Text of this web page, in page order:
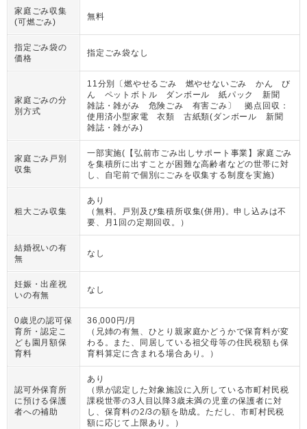
家庭ごみ収集
(可燃ごみ)
無料
指定ごみ袋の
価格
指定ごみ袋なし
家庭ごみの分
別方式
11分別〔燃やせるごみ 燃やせないごみ かん び
ん ペットボトル ダンボール 紙パック 新聞
雑誌・雑がみ 危険ごみ 有害ごみ〕 拠点回収：
使用済小型家電 衣類 古紙類(ダンボール 新聞
雑誌・雑がみ)
家庭ごみ戸別
収集
一部実施(【弘前市ごみ出しサポート事業】家庭ごみ
を集積所に出すことが困難な高齢者などの世帯に対
し、自宅前で個別にごみを収集する制度を実施)
粗大ごみ収集
あり
（ 無料。戸別及び集積所収集(併用)。申し込みは不
要、月1回の定期回収。
）
結婚祝いの有
無
なし
妊娠・出産祝
いの有無
なし
0歳児の認可保
育所・認定こ
ども園月額保
育料
36,000円/月
（ 兄姉の有無、ひとり親家庭かどうかで保育料が変
わる。また、同居している祖父母等の住民税額も保
育料算定に含まれる場合あり。
）
認可外保育所
に預ける保護
者への補助
あり
（ 県が認定した対象施設に入所している市町村民税
課税世帯の3人目以降3歳未満の児童の保護者に対
し、保育料の2/3の額を助成。ただし、市町村民税
額に応じて上限あり。
）